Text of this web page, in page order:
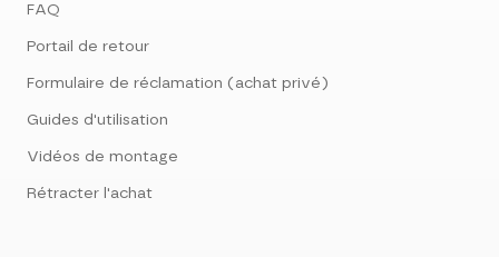
FAQ
Portail de retour
Formulaire de réclamation (achat privé)
Guides d'utilisation
Vidéos de montage
Rétracter l'achat